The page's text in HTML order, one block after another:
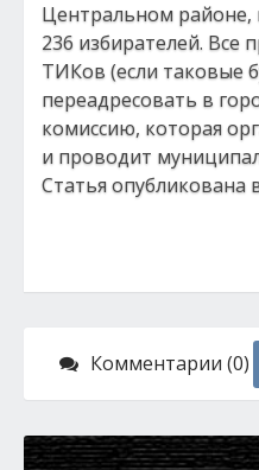
Центральном районе,
236 избирателей. Все
ТИКов (если таковые
переадресовать в
комиссию, которая
и проводит
Статья опубликована
Комментарии (0)